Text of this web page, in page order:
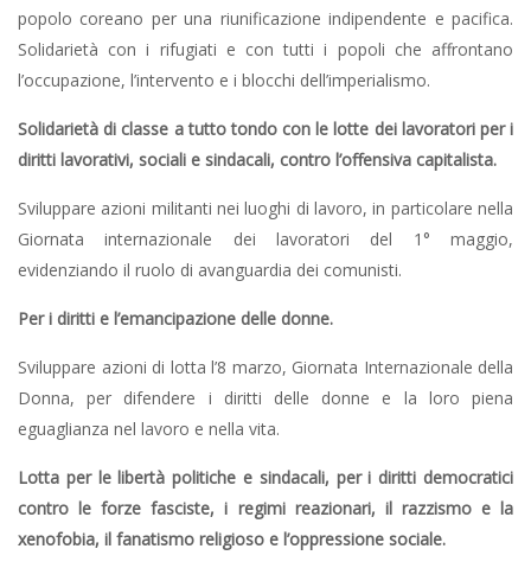
popolo coreano per una riunificazione indipendente e pacifica.
Solidarietà con i rifugiati e con tutti i popoli che affrontano
l’occupazione, l’intervento e i blocchi dell’imperialismo.
Solidarietà di classe a tutto tondo con le lotte dei lavoratori per i
diritti lavorativi, sociali e sindacali, contro l’offensiva capitalista.
Sviluppare azioni militanti nei luoghi di lavoro, in particolare nella
Giornata internazionale dei lavoratori del 1° maggio,
evidenziando il ruolo di avanguardia dei comunisti.
Per i diritti e l’emancipazione delle donne.
Sviluppare azioni di lotta l’8 marzo, Giornata Internazionale della
Donna, per difendere i diritti delle donne e la loro piena
eguaglianza nel lavoro e nella vita.
Lotta per le libertà politiche e sindacali, per i diritti democratici
contro le forze fasciste, i regimi reazionari, il razzismo e la
xenofobia, il fanatismo religioso e l’oppressione sociale.